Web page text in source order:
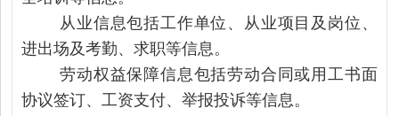
从业信息包括工作单位、从业项目及岗位、
进出场及考勤、求职等信息。
劳动权益保障信息包括劳动合同或用工书面
协议签订、工资支付、举报投诉等信息。